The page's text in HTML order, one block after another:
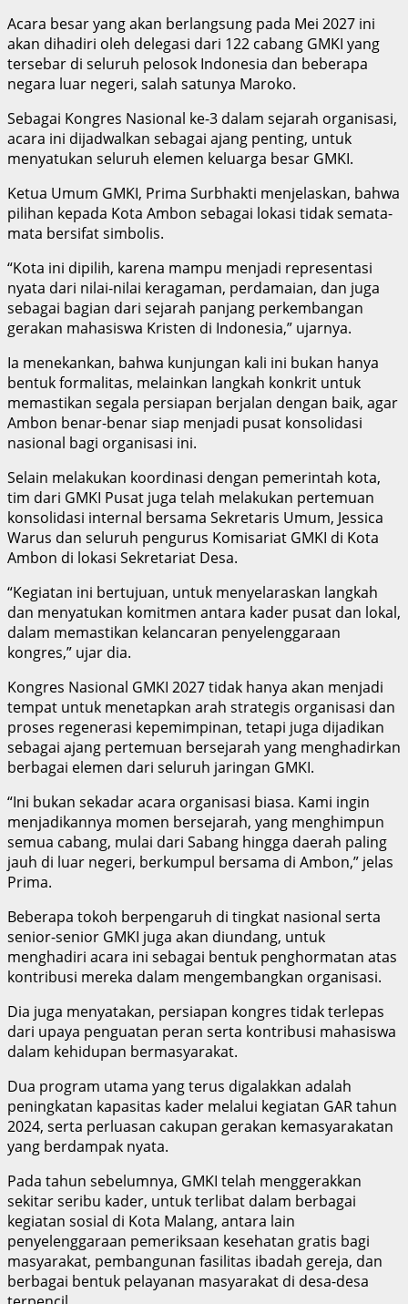
Acara besar yang akan berlangsung pada Mei 2027 ini
akan dihadiri oleh delegasi dari 122 cabang GMKI yang
tersebar di seluruh pelosok Indonesia dan beberapa
negara luar negeri, salah satunya Maroko.
Sebagai Kongres Nasional ke-3 dalam sejarah organisasi,
acara ini dijadwalkan sebagai ajang penting, untuk
menyatukan seluruh elemen keluarga besar GMKI.
Ketua Umum GMKI, Prima Surbhakti menjelaskan, bahwa
pilihan kepada Kota Ambon sebagai lokasi tidak semata-
mata bersifat simbolis.
“Kota ini dipilih, karena mampu menjadi representasi
nyata dari nilai-nilai keragaman, perdamaian, dan juga
sebagai bagian dari sejarah panjang perkembangan
gerakan mahasiswa Kristen di Indonesia,” ujarnya.
Ia menekankan, bahwa kunjungan kali ini bukan hanya
bentuk formalitas, melainkan langkah konkrit untuk
memastikan segala persiapan berjalan dengan baik, agar
Ambon benar-benar siap menjadi pusat konsolidasi
nasional bagi organisasi ini.
Selain melakukan koordinasi dengan pemerintah kota,
tim dari GMKI Pusat juga telah melakukan pertemuan
konsolidasi internal bersama Sekretaris Umum, Jessica
Warus dan seluruh pengurus Komisariat GMKI di Kota
Ambon di lokasi Sekretariat Desa.
“Kegiatan ini bertujuan, untuk menyelaraskan langkah
dan menyatukan komitmen antara kader pusat dan lokal,
dalam memastikan kelancaran penyelenggaraan
kongres,” ujar dia.
Kongres Nasional GMKI 2027 tidak hanya akan menjadi
tempat untuk menetapkan arah strategis organisasi dan
proses regenerasi kepemimpinan, tetapi juga dijadikan
sebagai ajang pertemuan bersejarah yang menghadirkan
berbagai elemen dari seluruh jaringan GMKI.
“Ini bukan sekadar acara organisasi biasa. Kami ingin
menjadikannya momen bersejarah, yang menghimpun
semua cabang, mulai dari Sabang hingga daerah paling
jauh di luar negeri, berkumpul bersama di Ambon,” jelas
Prima.
Beberapa tokoh berpengaruh di tingkat nasional serta
senior-senior GMKI juga akan diundang, untuk
menghadiri acara ini sebagai bentuk penghormatan atas
kontribusi mereka dalam mengembangkan organisasi.
Dia juga menyatakan, persiapan kongres tidak terlepas
dari upaya penguatan peran serta kontribusi mahasiswa
dalam kehidupan bermasyarakat.
Dua program utama yang terus digalakkan adalah
peningkatan kapasitas kader melalui kegiatan GAR tahun
2024, serta perluasan cakupan gerakan kemasyarakatan
yang berdampak nyata.
Pada tahun sebelumnya, GMKI telah menggerakkan
sekitar seribu kader, untuk terlibat dalam berbagai
kegiatan sosial di Kota Malang, antara lain
penyelenggaraan pemeriksaan kesehatan gratis bagi
masyarakat, pembangunan fasilitas ibadah gereja, dan
berbagai bentuk pelayanan masyarakat di desa-desa